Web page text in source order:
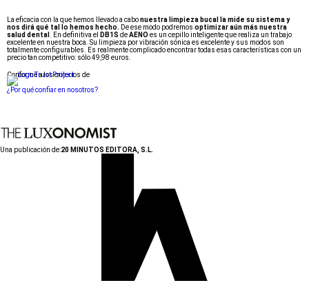
La eficacia con la que hemos llevado a cabonuestra limpieza bucal la mide su sistema y
nos dirá qué tal lo hemos hecho. De ese modo podremos optimizar aún más nuestra
salud dental
. En definitiva el DB1S deAENO es un cepillo inteligente que realiza un trabajo
excelente en nuestra boca. Su limpieza por vibración sónica es excelente y sus modos son
totalmente configurables. Es realmente complicado encontrar todas esas características con un
precio tan competitivo: sólo 49,98 euros.
Conforme a los criterios de
¿Por qué confiar en nosotros?
Una publicación de:20 MINUTOS EDITORA, S.L.